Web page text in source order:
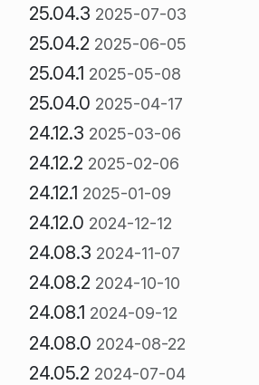
25.04.3 2025-07-03
25.04.2 2025-06-05
25.04.1 2025-05-08
25.04.0 2025-04-17
24.12.3 2025-03-06
24.12.2 2025-02-06
24.12.1 2025-01-09
24.12.0 2024-12-12
24.08.3 2024-11-07
24.08.2 2024-10-10
24.08.1 2024-09-12
24.08.0 2024-08-22
24.05.2 2024-07-04